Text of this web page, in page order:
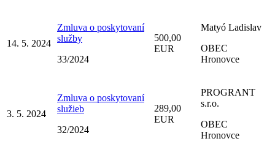
14. 5. 2024
Zmluva o poskytovaní
služby
33/2024
500,00
EUR
Matyó Ladislav
OBEC
Hronovce
3. 5. 2024
Zmluva o poskytovaní
služieb
32/2024
289,00
EUR
PROGRANT
s.r.o.
OBEC
Hronovce